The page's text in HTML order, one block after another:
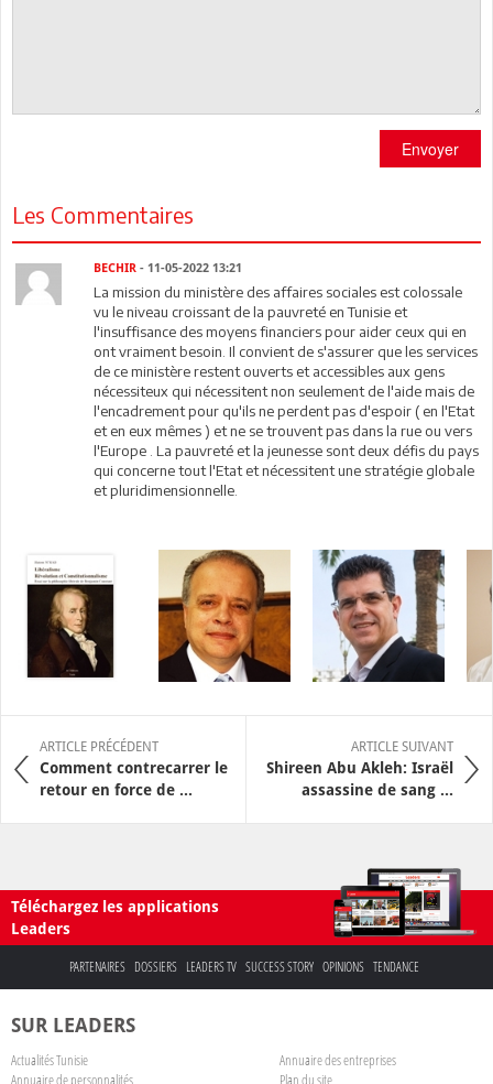
Envoyer
Les Commentaires
BECHIR - 11-05-2022 13:21
La mission du ministère des affaires sociales est colossale
vu le niveau croissant de la pauvreté en Tunisie et
l'insuffisance des moyens financiers pour aider ceux qui en
ont vraiment besoin. Il convient de s'assurer que les services
de ce ministère restent ouverts et accessibles aux gens
nécessiteux qui nécessitent non seulement de l'aide mais de
l'encadrement pour qu'ils ne perdent pas d'espoir ( en l'Etat
et en eux mêmes ) et ne se trouvent pas dans la rue ou vers
l'Europe . La pauvreté et la jeunesse sont deux défis du pays
qui concerne tout l'Etat et nécessitent une stratégie globale
et pluridimensionnelle.
ARTICLE PRÉCÉDENT
Comment contrecarrer le
retour en force de ...
ARTICLE SUIVANT
Shireen Abu Akleh: Israël
assassine de sang ...
Téléchargez les applications
Leaders
PARTENAIRES DOSSIERS LEADERS TV SUCCESS STORY OPINIONS TENDANCE
SUR LEADERS
Actualités Tunisie
Annuaire des entreprises
Annuaire de personnalités
Plan du site